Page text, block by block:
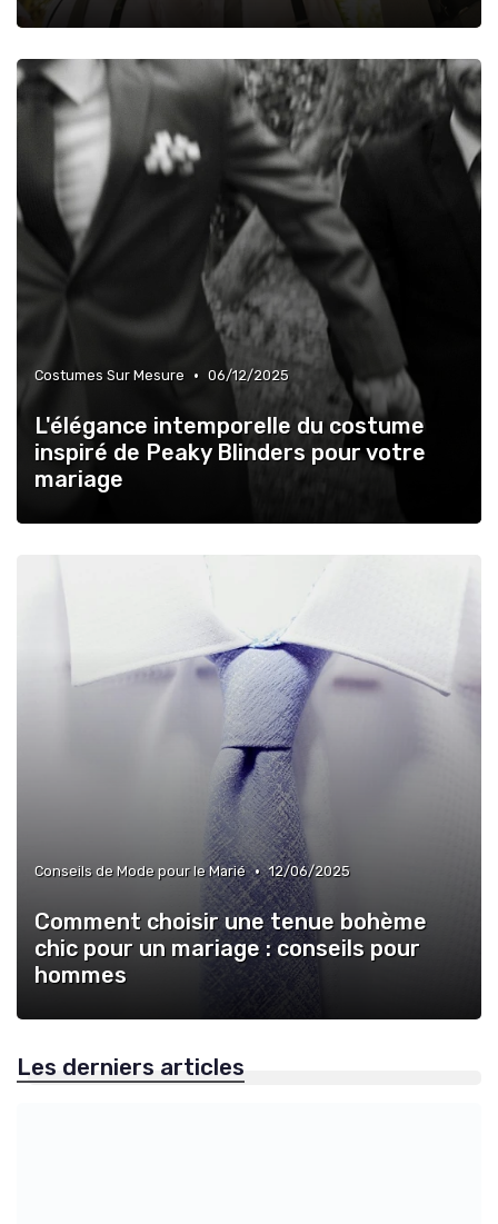
Costumes Sur Mesure • 06/12/2025
L'élégance intemporelle du costume
inspiré de Peaky Blinders pour votre
mariage
Conseils de Mode pour le Marié • 12/06/2025
Comment choisir une tenue bohème
chic pour un mariage : conseils pour
hommes
Les derniers articles